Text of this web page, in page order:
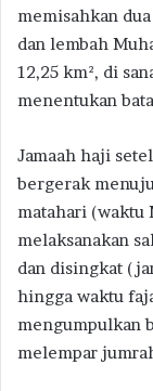
memisahkan
dan lembah
12,25 km², di
menentukan
Jamaah haji
bergerak
matahari (waktu
melaksanakan
dan disingkat
hingga waktu
mengumpulkan
melempar